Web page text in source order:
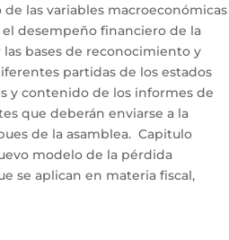
las variables macroeconómicas
desempeño financiero de la
bases de reconocimiento y
partidas de los estados
y contenido de los informes de
que deberán enviarse a la
de la asamblea. Capitulo
modelo de la pérdida
se aplican en materia fiscal,